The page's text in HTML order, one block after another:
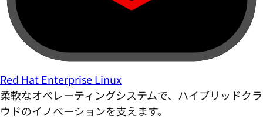
Red Hat Enterprise Linux
柔軟なオペレーティングシステムで、ハイブリッドクラ
ウドのイノベーションを支えます。